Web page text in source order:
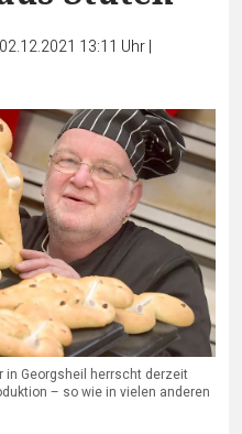
02.12.2021 13:11 Uhr|
in Georgsheil herrscht derzeit
– so wie in vielen anderen